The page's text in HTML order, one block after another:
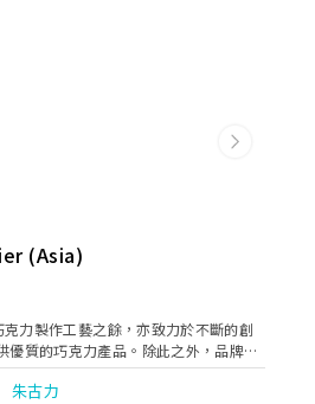
Next
(Asia)
力製作工藝之餘，亦致力於不斷的創
優質的巧克力產品。除此之外，品牌亦
製造及運輸過程中均達致安全、高品質
松露巧克力和模製巧克力、到充滿歐
朱古力